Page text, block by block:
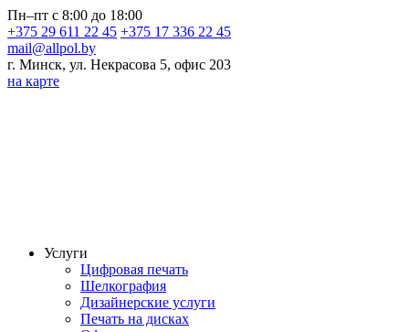
Пн–пт с 8:00 до 18:00
+375 29 611 22 45 +375 17 336 22 45
mail@allpol.by
г. Минск, ул. Некрасова 5, офис 203
на карте
Услуги
Цифровая печать
Шелкография
Дизайнерские услуги
Печать на дисках